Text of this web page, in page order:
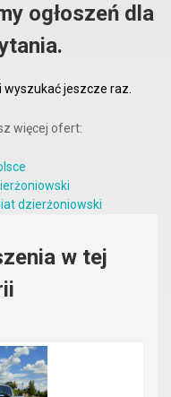
ogłoszeń dla
jeszcze raz.
więcej ofert:
dzierżoniowski
w tej